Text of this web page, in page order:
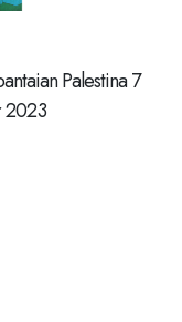
Palestina 7
2023